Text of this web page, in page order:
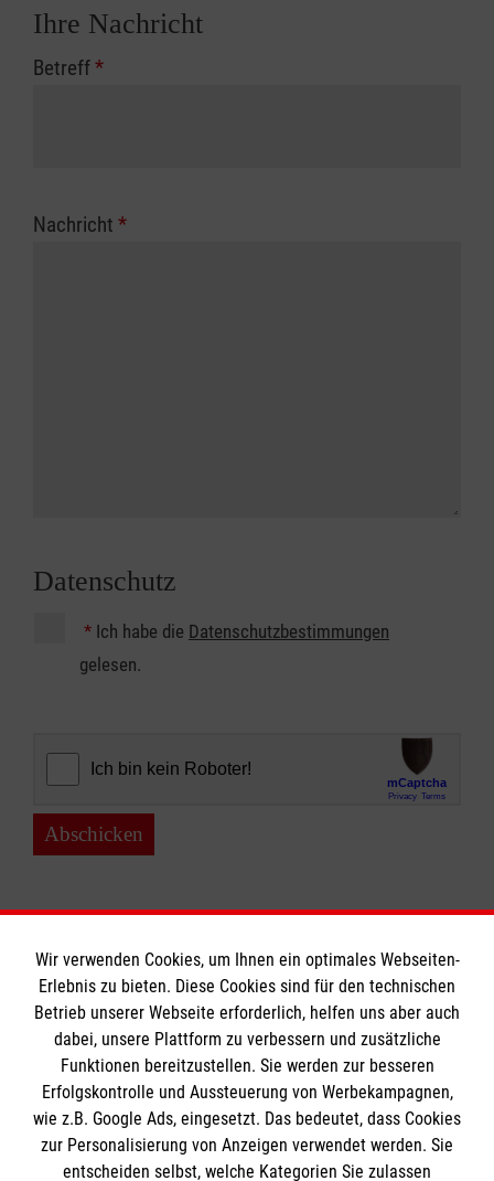
Ihre Nachricht
Betreff*
Nachricht *
Datenschutz
* Ich habe die Datenschutzbestimmungen
gelesen.
Abschicken
Informationen
Impressum
Datenschutz
Kontakt
Die Malteser
Wir verwenden Cookies, um Ihnen ein optimales Webseiten-
Erlebnis zu bieten. Diese Cookies sind für den technischen
Betrieb unserer Webseite erforderlich, helfen uns aber auch
dabei, unsere Plattform zu verbessern und zusätzliche
Funktionen bereitzustellen. Sie werden zur besseren
Erfolgskontrolle und Aussteuerung von Werbekampagnen,
wie z.B. Google Ads, eingesetzt. Das bedeutet, dass Cookies
zur Personalisierung von Anzeigen verwendet werden. Sie
entscheiden selbst, welche Kategorien Sie zulassen